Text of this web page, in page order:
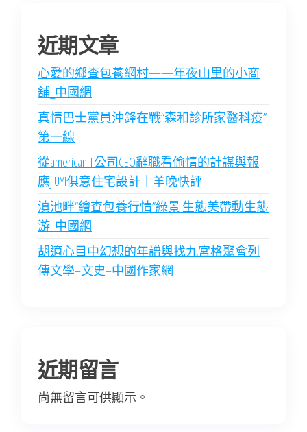
近期文章
心愛的鄉查包養網村——年夜山里的小商
舖_中國網
真情巴士黨員沖鋒在戰“森和診所家醫科疫”
第一線
從americanIT公司CEO辭職看偷情的計謀與報
應JIUYI俱意住宅設計｜羊晚快評
滇池畔“繪查包養行情”綠景 生態美帶動生態
游_中國網
胡適心目中幻想的年譜與找九宮格聚會列
傳文學–文史–中國作家網
近期留言
尚無留言可供顯示。